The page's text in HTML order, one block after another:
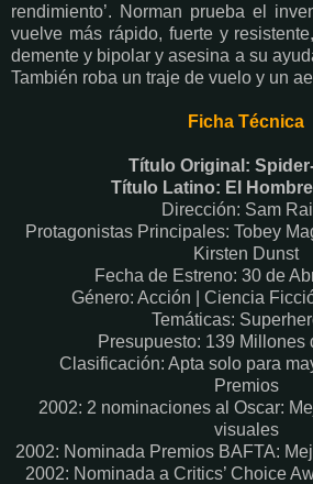
rendimiento’. Norman prueba el
vuelve más rápido, fuerte y
demente y bipolar y asesina a su
También roba un traje de vuelo y un
Ficha Técnica
Título Original:
Título Latino: El
Dirección: Sam
Protagonistas Principales: Tobey
Kirsten Dunst
Fecha de Estreno: 30 de
Género: Acción | Ciencia
Temáticas:
Presupuesto: 139 Millones
Clasificación: Apta solo para
Premios
2002: 2 nominaciones al Oscar:
visuales
2002: Nominada Premios BAFTA:
2002: Nominada a Critics’ Choice